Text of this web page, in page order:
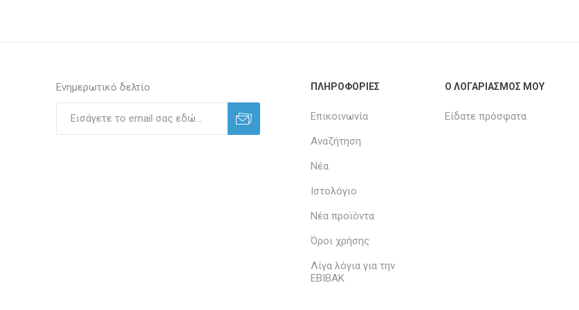
Ενημερωτικό δελτίο ΠΛΗΡΟΦΟΡΊΕΣ
Επικοινωνία
Αναζήτηση
Νέα
Ιστολόγιο
Νέα προϊόντα
Όροι χρήσης
Λίγα λόγια για την
ΕΒΙΒΑΚ
Ο ΛΟΓΑΡΙΑΣΜΌΣ ΜΟΥ
Είδατε πρόσφατα